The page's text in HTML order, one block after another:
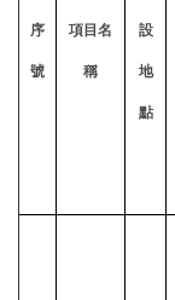
序
號
項目名
稱
設
地
點